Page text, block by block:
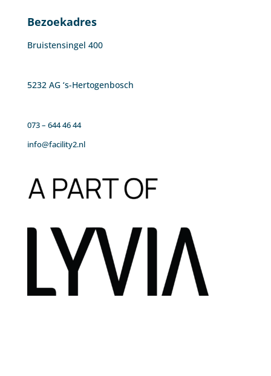
Bezoekadres
Bruistensingel 400
5232 AG ‘s-Hertogenbosch
073 – 644 46 44
info@facility2.nl